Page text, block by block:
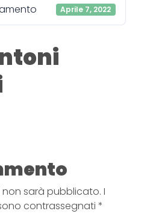
Aprile 7, 2022
non sarà pubblicato. I
contrassegnati *